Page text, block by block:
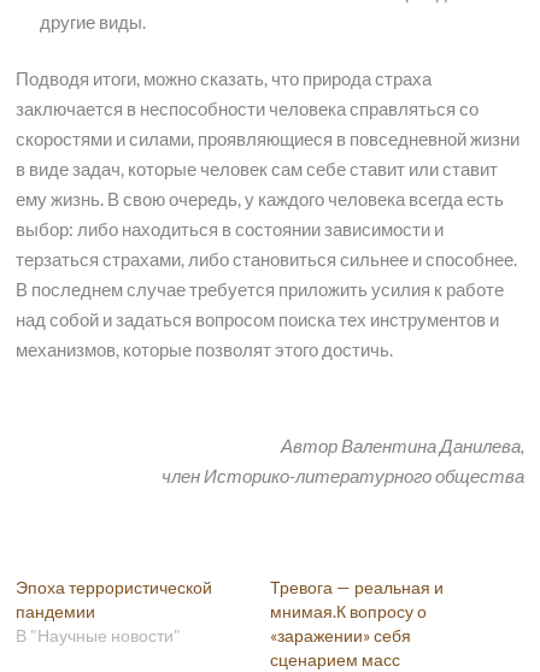
другие виды.
Подводя итоги, можно сказать, что природа страха
заключается в неспособности человека справляться со
скоростями и силами, проявляющиеся в повседневной жизни
в виде задач, которые человек сам себе ставит или ставит
ему жизнь. В свою очередь, у каждого человека всегда есть
выбор: либо находиться в состоянии зависимости и
терзаться страхами, либо становиться сильнее и способнее.
В последнем случае требуется приложить усилия к работе
над собой и задаться вопросом поиска тех инструментов и
механизмов, которые позволят этого достичь.
Автор Валентина Данилева,
член Историко-литературного общества
Эпоха террористической
пандемии
В "Научные новости"
Тревога — реальная и
мнимая.К вопросу о
«заражении» себя
сценарием масс